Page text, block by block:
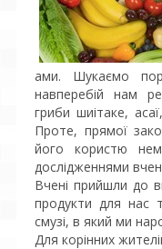
ами. Шукаємо
навперебій нам
гриби шиітаке,
Проте, прямої
його користю
дослідженнями
Вчені прийшли до
продукти для нас
смузі, в який ми
Для корінних